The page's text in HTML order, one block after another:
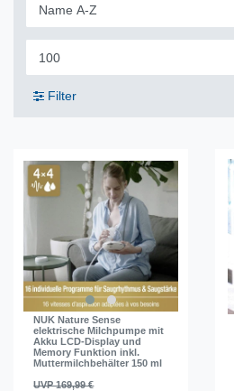
Filter
NUK Nature Sense
elektrische Milchpumpe mit
Akku LCD-Display und
Memory Funktion inkl.
Muttermilchbehälter 150 ml
UVP 169,99 €